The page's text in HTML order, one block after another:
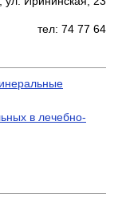
тел: 74 77 64
в лечебно-